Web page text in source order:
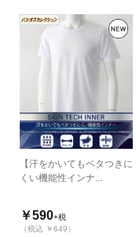
【汗をかいてもベタつきに
くい機能性インナ...
￥590+税
（税込 ￥649）